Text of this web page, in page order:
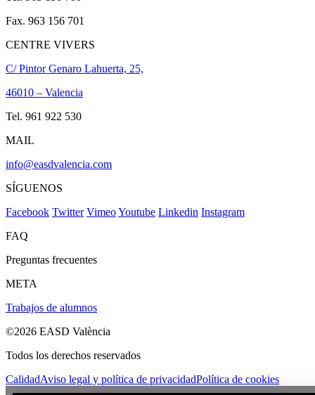
Fax. 963 156 701
CENTRE VIVERS
C/ Pintor Genaro Lahuerta, 25,
46010 – Valencia
Tel. 961 922 530
MAIL
info@easdvalencia.com
SÍGUENOS
Facebook Twitter VimeoYoutube Linkedin Instagram
FAQ
Preguntas frecuentes
META
Trabajos de alumnos
©2026 EASD València
Todos los derechos reservados
CalidadAviso legal y política de privacidadPolítica de cookies